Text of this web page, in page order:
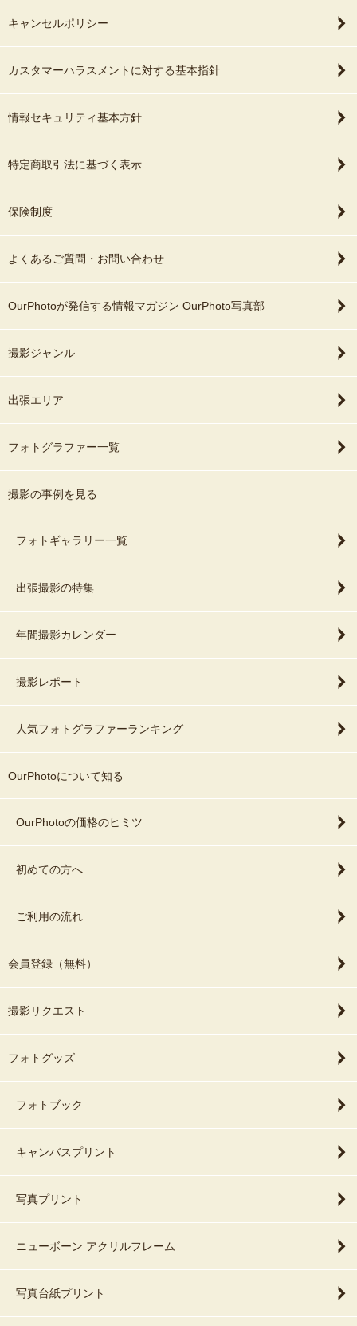
キャンセルポリシー
カスタマーハラスメントに対する基本指針
情報セキュリティ基本方針
特定商取引法に基づく表示
保険制度
よくあるご質問・お問い合わせ
OurPhotoが発信する情報マガジン OurPhoto写真部
撮影ジャンル
出張エリア
フォトグラファー一覧
撮影の事例を見る
フォトギャラリー一覧
出張撮影の特集
年間撮影カレンダー
撮影レポート
人気フォトグラファーランキング
OurPhotoについて知る
OurPhotoの価格のヒミツ
初めての方へ
ご利用の流れ
会員登録（無料）
撮影リクエスト
フォトグッズ
フォトブック
キャンバスプリント
写真プリント
ニューボーン アクリルフレーム
写真台紙プリント